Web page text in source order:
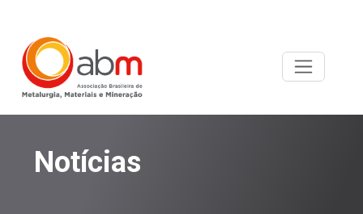
Notícias